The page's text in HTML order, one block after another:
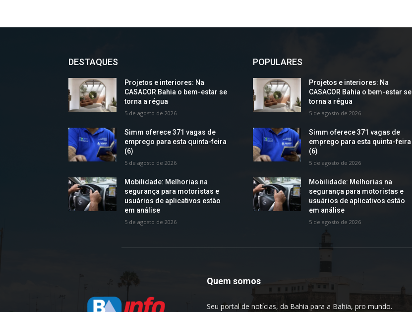
DESTAQUES
Projetos e interiores: Na
CASACOR Bahia o bem-estar se
torna a régua
5 de agosto de 2026
Simm oferece 371 vagas de
emprego para esta quinta-feira
(6)
5 de agosto de 2026
Mobilidade: Melhorias na
segurança para motoristas e
usuários de aplicativos estão
em análise
5 de agosto de 2026
POPULARES
Projetos e interiores: Na
CASACOR Bahia o bem-estar se
torna a régua
5 de agosto de 2026
Simm oferece 371 vagas de
emprego para esta quinta-feira
(6)
5 de agosto de 2026
Mobilidade: Melhorias na
segurança para motoristas e
usuários de aplicativos estão
em análise
5 de agosto de 2026
Quem somos
Seu portal de notícias, da Bahia para a Bahia, pro mundo.